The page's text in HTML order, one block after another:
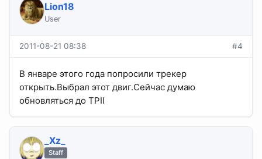
Lion18
User
2011-08-21 08:38 #4
В январе этого года попросили трекер
открыть.Выбрал этот двиг.Сейчас думаю
обновляться до TPII
_Xz_
Staff